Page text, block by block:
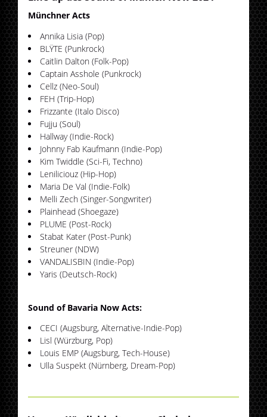
Münchner Acts
Annika Lisia (Pop)
BLŸTE (Punkrock)
Caitlin Dalton (Folk-Pop)
Captain Asshole (Punkrock)
Cellz (Neo-Soul)
FEH (Trip-Hop)
Frizzante (Italo Disco)
Fujju (Soul)
Hallway (Indie-Rock)
Johnny Fab Kaufmann (Indie-Pop)
Kim Twiddle (Sci-Fi, Techno)
Leniliciouz (Hip-Hop)
Maria De Val (Indie-Folk)
Melli Zech (Singer-Songwriter)
Plainhead (Shoegaze)
PLUME (Post-Rock)
Stabat Kater (Post-Punk)
Streuner (NDW)
VANDALISBIN (Indie-Pop)
Yaris (Deutsch-Rock)
Sound of Bavaria Now Acts:
CECI (Augsburg, Alternative-Indie-Pop)
Lisl (Würzburg, Pop)
Louis EMP (Augsburg, Tech-House)
Ulla Suspekt (Nürnberg, Dream-Pop)